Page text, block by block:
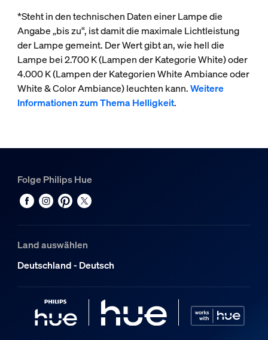
*Steht in den technischen Daten einer Lampe die
Angabe „bis zu“, ist damit die maximale Lichtleistung
der Lampe gemeint. Der Wert gibt an, wie hell die
Lampe bei 2.700 K (Lampen der Kategorie White) oder
4.000 K (Lampen der Kategorien White Ambiance oder
White & Color Ambiance) leuchten kann.Weitere
Informationen zum Thema Helligkeit.
Folge Philips Hue
Land auswählen
Deutschland - Deutsch